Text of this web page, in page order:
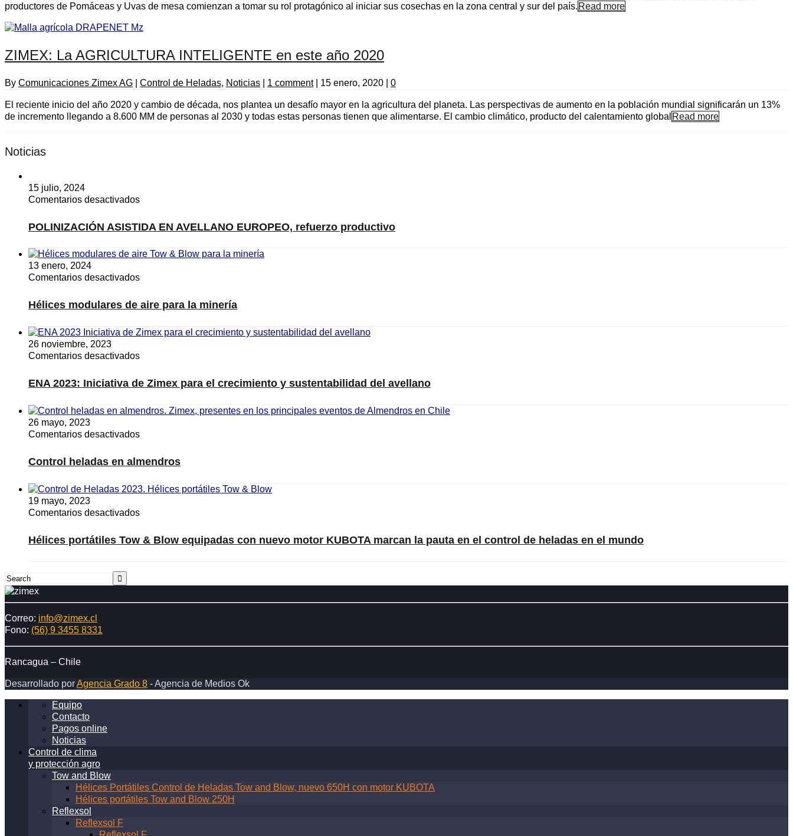
productores de Pomáceas y Uvas de mesa comienzan a tomar su rol protagónico al iniciar sus cosechas en la zona central y sur del país. Read more
ZIMEX: La AGRICULTURA INTELIGENTE en este año 2020
By Comunicaciones Zimex AG Control de Heladas, Noticias 1 comment 15 enero, 2020 0
El reciente inicio del año 2020 y cambio de década, nos plantea un desafío mayor en la agricultura del planeta. Las perspectivas de aumento en la población mundial significarán un 13%
de incremento llegando a 8.600 MM de personas al 2030 y todas estas personas tienen que alimentarse. El cambio climático, producto del calentamiento global Read more
Noticias
15 julio, 2024
Comentarios desactivadosen
ASISTIDA
EN
EUROPEO,
productivo
POLINIZACIÓN ASISTIDA EN AVELLANO EUROPEO, refuerzo productivo
13 enero, 2024
Comentarios desactivadosen
modulares
de
para
minería
Hélices modulares de aire para la minería
26 noviembre, 2023
Comentarios desactivadosen
2023:
Iniciativa
Zimex
el
y
del
avellano
ENA 2023: Iniciativa de Zimex para el crecimiento y sustentabilidad del avellano
26 mayo, 2023
Comentarios desactivadosen
heladas
en
Control heladas en almendros
19 mayo, 2023
Comentarios desactivadosen
portátiles
Tow
nuevo
en
el
control
Hélices portátiles Tow & Blow equipadas con nuevo motor KUBOTA marcan la pauta en el control de heladas en el mundo
Correo: info@zimex.cl
Fono: (56) 9 3455 8331
Rancagua – Chile
Desarrollado porAgencia Grado 8 - Agencia de Medios Ok
Equipo
Contacto
Pagos online
Noticias
Control de clima
y protección agro
Tow and Blow
Hélices Portátiles Control de Heladas Tow and Blow, nuevo 650H con motor KUBOTA
Hélices portátiles Tow and Blow 250H
Reflexsol
Reflexsol F